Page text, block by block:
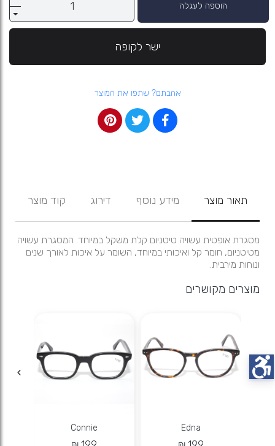
הוספה לעגלה
ישר לקופה
אהבתם? שתפו את המוצר
תאור מוצר מידע נוסף דירוג קוד מוצר
מסגרת אופטית עשויה טיטניום קלת משקל במיוחד. המסגרת עשויה
מטיטניום, חומר קל ואיכותי במיוחד, השומר על איכות לאורך שנים
ונוחות מירבית.
מוצרים מקושרים
Edna
Connie